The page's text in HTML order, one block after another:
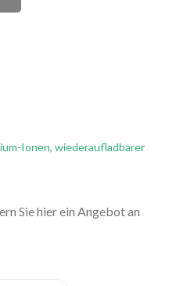
Ionen, wiederaufladbarer
Sie hier ein Angebot an